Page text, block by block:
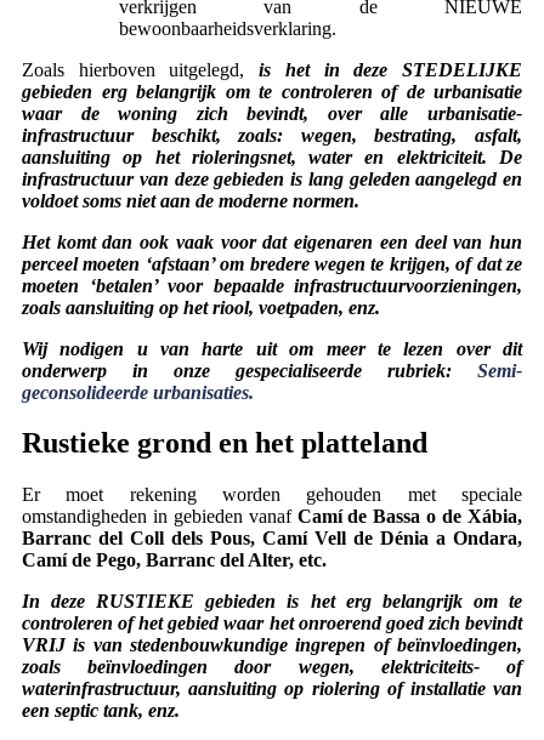
verkrijgen van de NIEUWE
bewoonbaarheidsverklaring.
Zoals hierboven uitgelegd,is het in deze STEDELIJKE
gebieden erg belangrijk om te controleren of de urbanisatie
waar de woning zich bevindt, over alle urbanisatie-
infrastructuur beschikt, zoals: wegen, bestrating, asfalt,
aansluiting op het rioleringsnet, water en elektriciteit. De
infrastructuur van deze gebieden is lang geleden aangelegd en
voldoet soms niet aan de moderne normen.
Het komt dan ook vaak voor dat eigenaren een deel van hun
perceel moeten ‘afstaan’ om bredere wegen te krijgen, of dat ze
moeten ‘betalen’ voor bepaalde infrastructuurvoorzieningen,
zoals aansluiting op het riool, voetpaden, enz.
Wij nodigen u van harte uit om meer te lezen over dit
onderwerp in onze gespecialiseerde rubriek: Semi-
geconsolideerde urbanisaties.
Rustieke grond en het platteland
Er moet rekening worden gehouden met speciale
omstandigheden in gebieden vanaf Camí de Bassa o de Xábia,
Barranc del Coll dels Pous, Camí Vell de Dénia a Ondara,
Camí de Pego, Barranc del Alter, etc.
In deze RUSTIEKE gebieden is het erg belangrijk om te
controleren of het gebied waar het onroerend goed zich bevindt
VRIJ is van stedenbouwkundige ingrepen of beïnvloedingen,
zoals beïnvloedingen door wegen, elektriciteits- of
waterinfrastructuur, aansluiting op riolering of installatie van
een septic tank, enz.